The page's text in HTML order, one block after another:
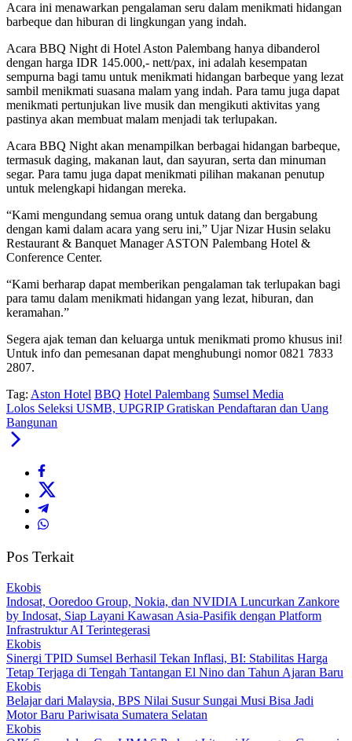
Acara ini menawarkan pengalaman seru dalam menikmati hidangan
barbeque dan hiburan di lingkungan yang indah.
Acara BBQ Night di Hotel Aston Palembang hanya dibanderol
dengan harga IDR 145.000,- nett/pax, ini adalah kesempatan
sempurna bagi tamu untuk menikmati hidangan barbeque yang lezat
sambil menikmati suasana malam yang indah. Para tamu juga dapat
menikmati pertunjukan live musik dan mengikuti aktivitas yang
pastinya akan membuat malam menjadi tak terlupakan.
Acara BBQ Night akan menampilkan berbagai hidangan barbeque,
termasuk daging, makanan laut, dan sayuran, serta dan minuman
segar. Para tamu juga dapat menikmati pilihan makanan penutup
untuk melengkapi hidangan mereka.
“Kami mengundang semua orang untuk datang dan bergabung
dengan kami dalam acara yang seru ini,” Ujar Nizar Husin selaku
Restaurant & Banquet Manager ASTON Palembang Hotel &
Conference Center.
“Kami berharap dapat memberikan pengalaman tak terlupakan bagi
para tamu dalam menikmati hidangan yang lezat, hiburan, dan
keramahan.”
Segera ajak teman dan keluarga untuk menikmati promo khusus ini!
Untuk info dan pemesanan dapat menghubungi nomor 0821 7833
2807.
Tag: Aston Hotel BBQ Hotel Palembang Sumsel Media
Lolos Seleksi USMB, UPGRIP Gratiskan Pendaftaran dan Uang
Bangunan
Pos Terkait
Ekobis
Indosat, Ooredoo Group, Nokia, dan NVIDIA Luncurkan Zankore
by Indosat, Siap Layani Kawasan Asia-Pasifik dengan Platform
Infrastruktur AI Terintegerasi
Ekobis
Sinergi TPID Sumsel Berhasil Tekan Inflasi, BI: Stabilitas Harga
Tetap Terjaga di Tengah Tantangan El Nino dan Tahun Ajaran Baru
Ekobis
Belajar dari Malaysia, BPS Nilai Susur Sungai Musi Bisa Jadi
Motor Baru Pariwisata Sumatera Selatan
Ekobis